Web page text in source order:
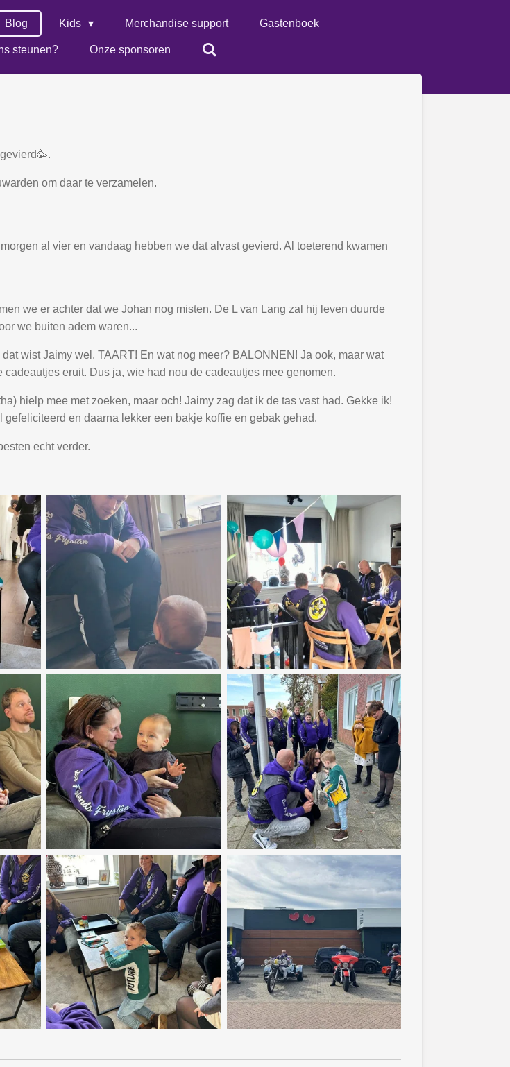
Blog Kids Merchandise support Gastenboek
steunen? Onze sponsoren
om daar te verzamelen.
al vier en vandaag hebben we dat alvast gevierd. Al toeterend kwamen
we er achter dat we Johan nog misten. De L van Lang zal hij leven duurde
we buiten adem waren...
wist Jaimy wel. TAART! En wat nog meer? BALONNEN! Ja ook, maar wat
eruit. Dus ja, wie had nou de cadeautjes mee genomen.
hielp mee met zoeken, maar och! Jaimy zag dat ik de tas vast had. Gekke ik!
en daarna lekker een bakje koffie en gebak gehad.
echt verder.